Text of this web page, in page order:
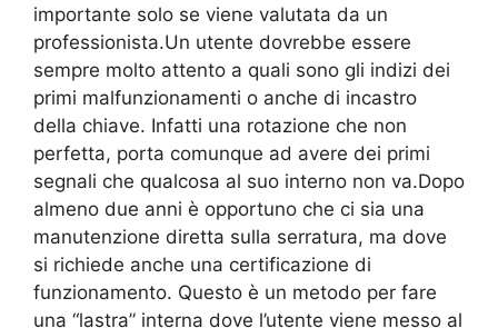
importante solo se viene valutata da un
professionista.Un utente dovrebbe essere
sempre molto attento a quali sono gli indizi dei
primi malfunzionamenti o anche di incastro
della chiave. Infatti una rotazione che non
perfetta, porta comunque ad avere dei primi
segnali che qualcosa al suo interno non va.Dopo
almeno due anni è opportuno che ci sia una
manutenzione diretta sulla serratura, ma dove
si richiede anche una certificazione di
funzionamento. Questo è un metodo per fare
una “lastra” interna dove l’utente viene messo al